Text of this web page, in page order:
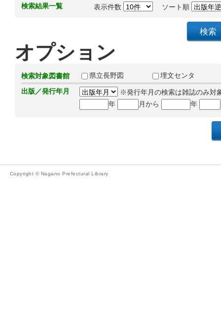
検索結果一覧 表示件数 ソート順
オプション
検索対象図書館 県立長野図
埋文センタ
出版／発行年月
※発行年月の検索は雑誌のみ対
年
月から 年
Copyright © Nagano Prefectural Library